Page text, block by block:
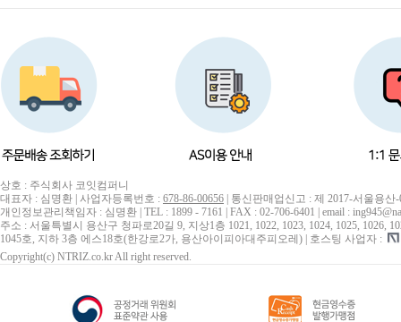
상호 : 주식회사 코잇컴퍼니
대표자 : 심명환 | 사업자등록번호 : 678-86-00656 | 통신판매업신고 : 제 2017-서울용산
개인정보관리책임자 : 심명환 | TEL : 1899 - 7161 | FAX : 02-706-6401 | email :
주소 : 서울특별시 용산구 청파로20길 9, 지상1층 1021, 1022, 1023, 1024, 1025, 1026,
1045호, 지하 3층 에스18호(한강로2가, 용산아이피아대주피오레) | 호스팅 사업자 :
Copyright(c) NTRIZ.co.kr All right reserved.